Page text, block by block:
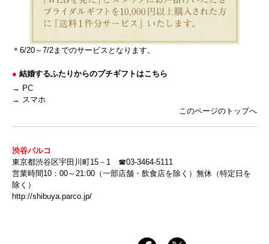
＊6/20～7/2までのサービスとなります。
● 結婚するふたりからのプチギフトはこちら
→ PC
→ スマホ
このページのトップへ
渋谷パルコ
東京都渋谷区宇田川町15－1 ☎03-3464-5111
営業時間10：00～21:00（一部店舗・飲食店を除く）無休（特定日を
除く）
http://shibuya.parco.jp/